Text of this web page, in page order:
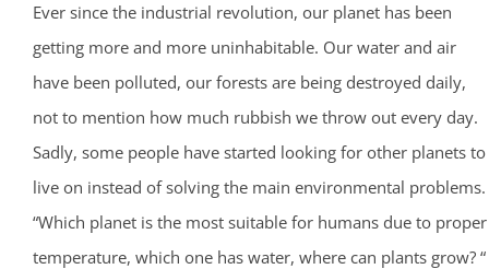
Ever since the industrial revolution, our planet has been
getting more and more uninhabitable. Our water and air
have been polluted, our forests are being destroyed daily,
not to mention how much rubbish we throw out every day.
Sadly, some people have started looking for other planets to
live on instead of solving the main environmental problems.
“Which planet is the most suitable for humans due to proper
temperature, which one has water, where can plants grow? “